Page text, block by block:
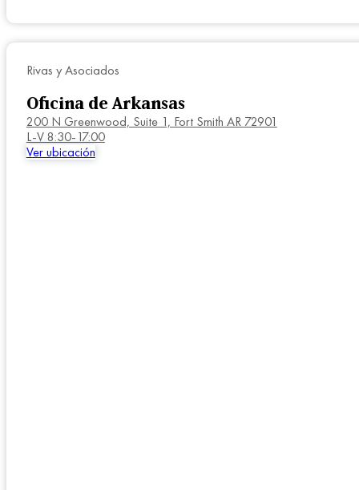
Rivas y Asociados
Oficina de Arkansas
200 N Greenwood, Suite 1, Fort Smith AR 72901
L-V 8:30-17:00
Ver ubicación